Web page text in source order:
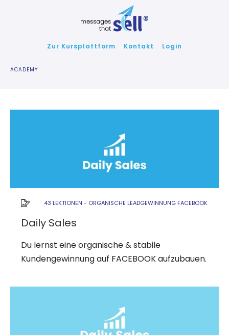
Zur Kursplattform Kontakt Login
ACADEMY
43 LEKTIONEN - ORGANISCHE LEADGEWINNUNG FACEBOOK
Daily Sales
Du lernst eine organische & stabile
Kundengewinnung auf FACEBOOK aufzubauen.